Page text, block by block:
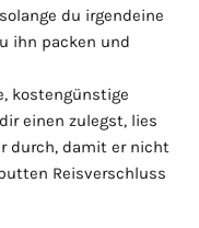
du irgendeine
ihn packen und
kostengünstige
einen zulegst, lies
durch, damit er nicht
Reisverschluss